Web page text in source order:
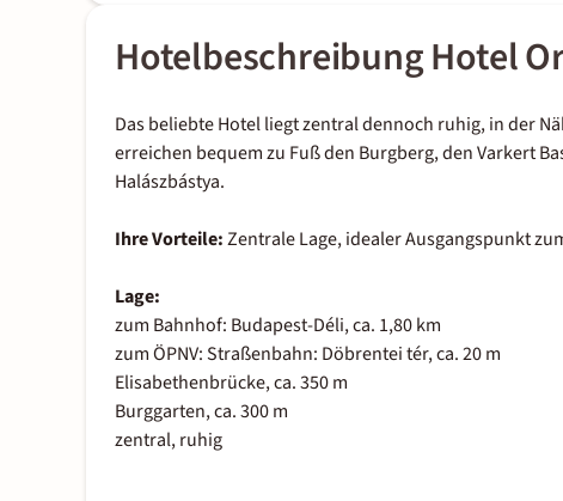
Hotelbeschreibung Hotel
Das beliebte Hotel liegt zentral dennoch ruhig, in der
erreichen bequem zu Fuß den Burgberg, den Varkert
Halászbástya.
Ihre Vorteile:Zentrale Lage, idealer Ausgangspunkt
Lage:
zum Bahnhof: Budapest-Déli, ca. 1,80 km
zum ÖPNV: Straßenbahn: Döbrentei tér, ca. 20 m
Elisabethenbrücke, ca. 350 m
Burggarten, ca. 300 m
zentral, ruhig